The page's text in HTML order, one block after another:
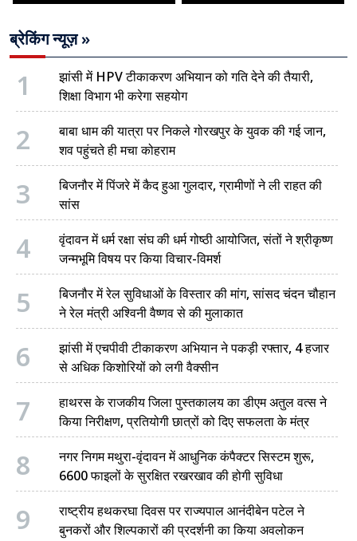
ब्रेकिंग न्यूज़ »
1
झांसी में HPV टीकाकरण अभियान को गति देने की तैयारी,
शिक्षा विभाग भी करेगा सहयोग
2
बाबा धाम की यात्रा पर निकले गोरखपुर के युवक की गई जान,
शव पहुंचते ही मचा कोहराम
3
बिजनौर में पिंजरे में कैद हुआ गुलदार, ग्रामीणों ने ली राहत की
सांस
4
वृंदावन में धर्म रक्षा संघ की धर्म गोष्ठी आयोजित, संतों ने श्रीकृष्ण
जन्मभूमि विषय पर किया विचार-विमर्श
5
बिजनौर में रेल सुविधाओं के विस्तार की मांग, सांसद चंदन चौहान
ने रेल मंत्री अश्विनी वैष्णव से की मुलाकात
6
झांसी में एचपीवी टीकाकरण अभियान ने पकड़ी रफ्तार, 4 हजार
से अधिक किशोरियों को लगी वैक्सीन
7
हाथरस के राजकीय जिला पुस्तकालय का डीएम अतुल वत्स ने
किया निरीक्षण, प्रतियोगी छात्रों को दिए सफलता के मंत्र
8
नगर निगम मथुरा-वृंदावन में आधुनिक कंपैक्टर सिस्टम शुरू,
6600 फाइलों के सुरक्षित रखरखाव की होगी सुविधा
9
राष्ट्रीय हथकरघा दिवस पर राज्यपाल आनंदीबेन पटेल ने
बुनकरों और शिल्पकारों की प्रदर्शनी का किया अवलोकन